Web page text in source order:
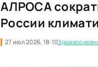
АЛРОСА
России
27 июл 2026, 18:10